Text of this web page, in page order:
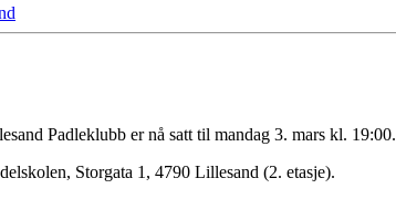
Padleklubb er nå satt til mandag 3. mars kl. 19:00.
Storgata 1, 4790 Lillesand (2. etasje).